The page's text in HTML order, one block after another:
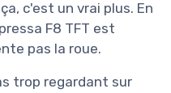
c'est un vrai plus. En
F8 TFT est
pas la roue.
trop regardant sur